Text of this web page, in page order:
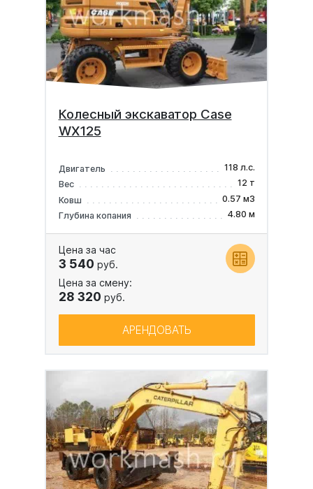
Колесный экскаватор Case
WX125
Двигатель
118 л.с.
Вес
12 т
Ковш
0.57 м3
Глубина копания
4.80 м
Цена за час
3 540 руб.
Цена за смену:
28 320 руб.
АРЕНДОВАТЬ